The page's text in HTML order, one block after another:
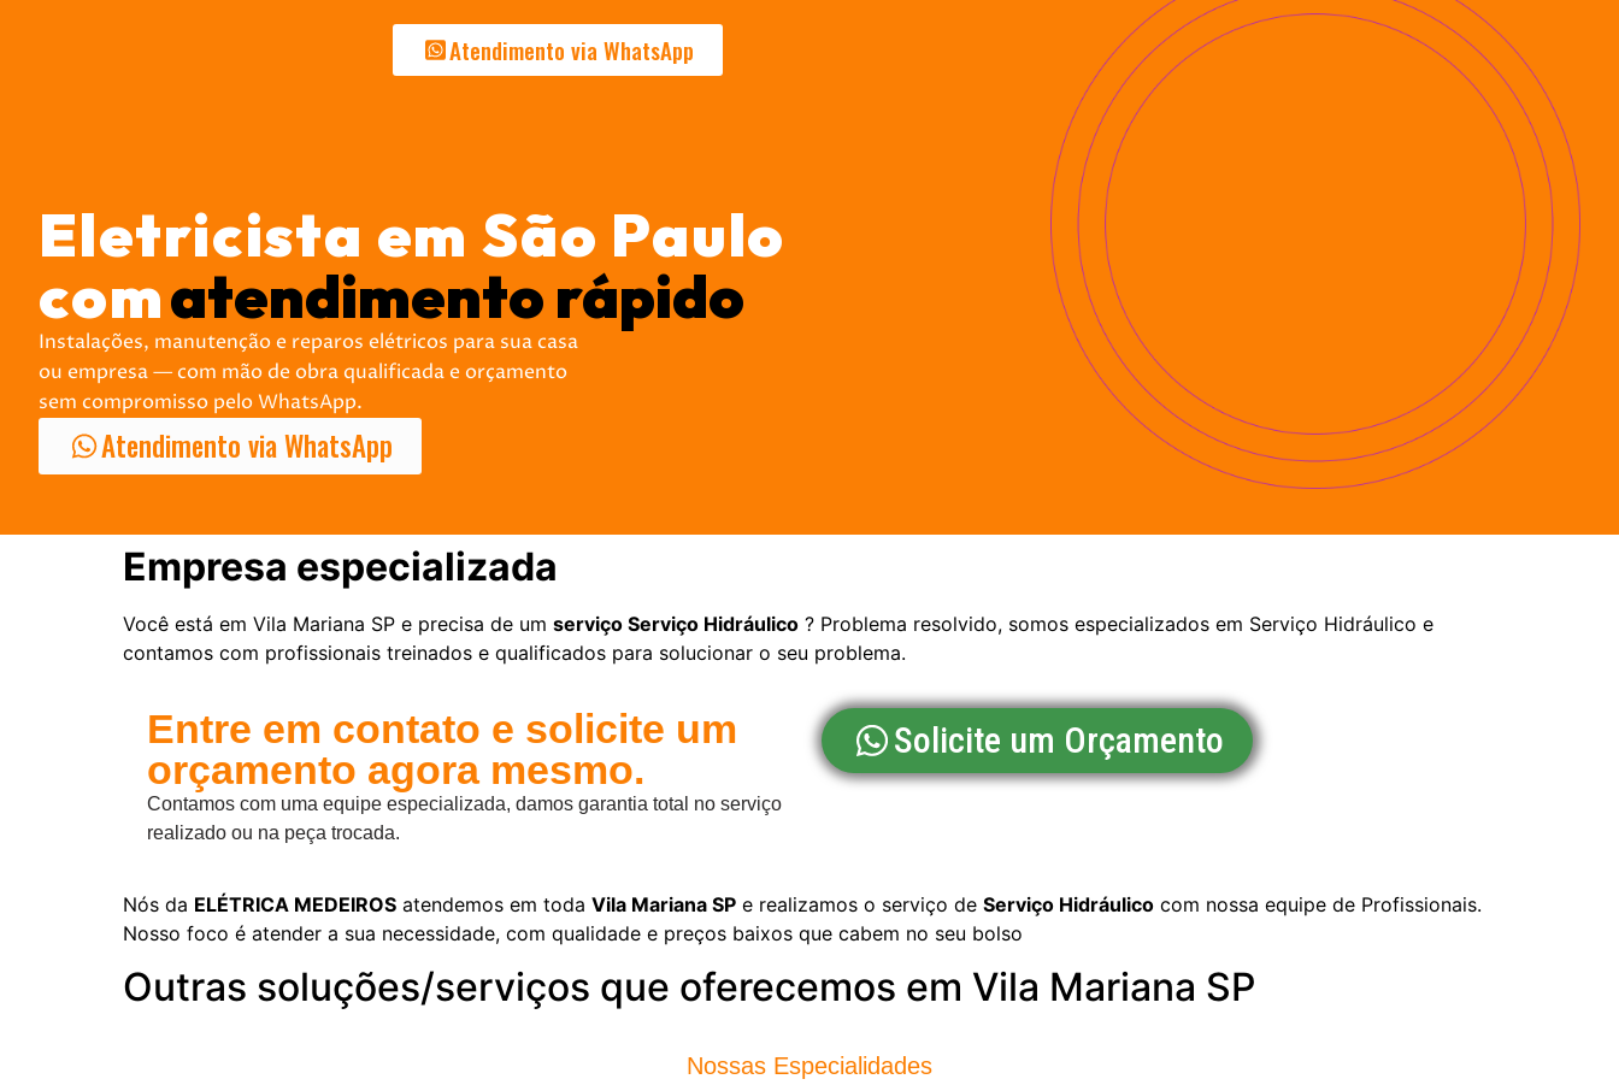
Atendimento via WhatsApp
Eletricista em São Paulo
comatendimento rápido
Instalações, manutenção e reparos elétricos para sua casa
ou empresa — com mão de obra qualificada e orçamento
sem compromisso pelo WhatsApp.
Atendimento via WhatsApp
Empresa especializada
Você está em Vila Mariana SP e precisa de um serviço Serviço Hidráulico ? Problema resolvido, somos especializados em Serviço Hidráulico e
contamos com profissionais treinados e qualificados para solucionar o seu problema.
Entre em contato e solicite um
orçamento agora mesmo.
Contamos com uma equipe especializada, damos garantia total no serviço
realizado ou na peça trocada.
Solicite um Orçamento
Nós da ELÉTRICA MEDEIROS atendemos em toda Vila Mariana SP e realizamos o serviço de Serviço Hidráulico com nossa equipe de Profissionais.
Nosso foco é atender a sua necessidade, com qualidade e preços baixos que cabem no seu bolso
Outras soluções/serviços que oferecemos em Vila Mariana SP
Nossas Especialidades